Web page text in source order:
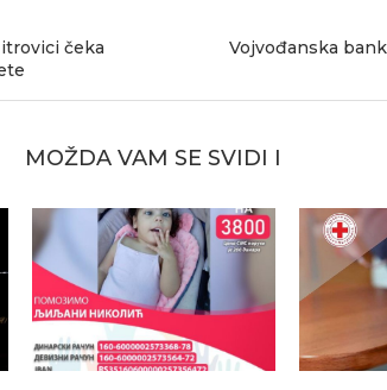
čeka
Vojvođanska
MOŽDA VAM SE SVIDI I